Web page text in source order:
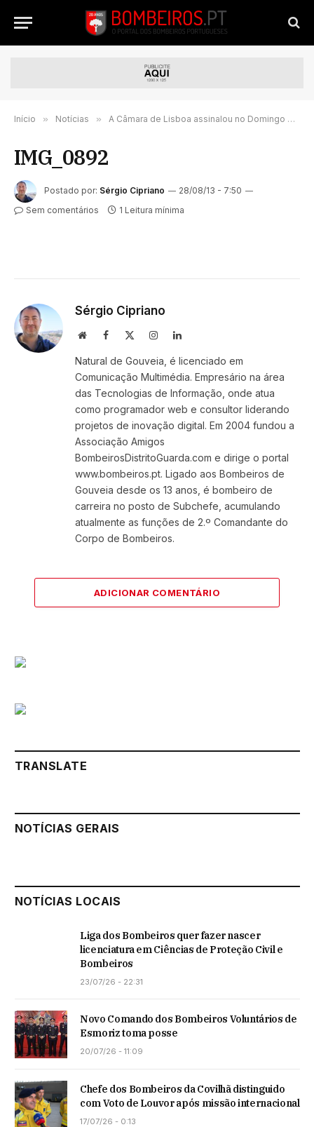
Início » Notícias » A Câmara de Lisboa assinalou no Domingo os 25 anos do incêndio do Chiado.
IMG_0892
Postado por: Sérgio Cipriano
28/08/13 - 7:50
Sem comentários
1 Leitura mínima
Sérgio Cipriano
WebsiteFacebook InstagramLinkedIn
Natural de Gouveia, é licenciado em
Comunicação Multimédia. Empresário na área
das Tecnologias de Informação, onde atua
como programador web e consultor liderando
projetos de inovação digital. Em 2004 fundou a
Associação Amigos
BombeirosDistritoGuarda.com e dirige o portal
www.bombeiros.pt. Ligado aos Bombeiros de
Gouveia desde os 13 anos, é bombeiro de
carreira no posto de Subchefe, acumulando
atualmente as funções de 2.º Comandante do
Corpo de Bombeiros.
ADICIONAR COMENTÁRIO
TRANSLATE
NOTÍCIAS GERAIS
NOTÍCIAS LOCAIS
Liga dos Bombeiros quer fazer nascer
licenciatura em Ciências de Proteção Civil e
Bombeiros
23/07/26 - 22:31
Novo Comando dos Bombeiros Voluntários de
Esmoriz toma posse
20/07/26 - 11:09
Chefe dos Bombeiros da Covilhã distinguido
com Voto de Louvor após missão internacional
17/07/26 - 0:13